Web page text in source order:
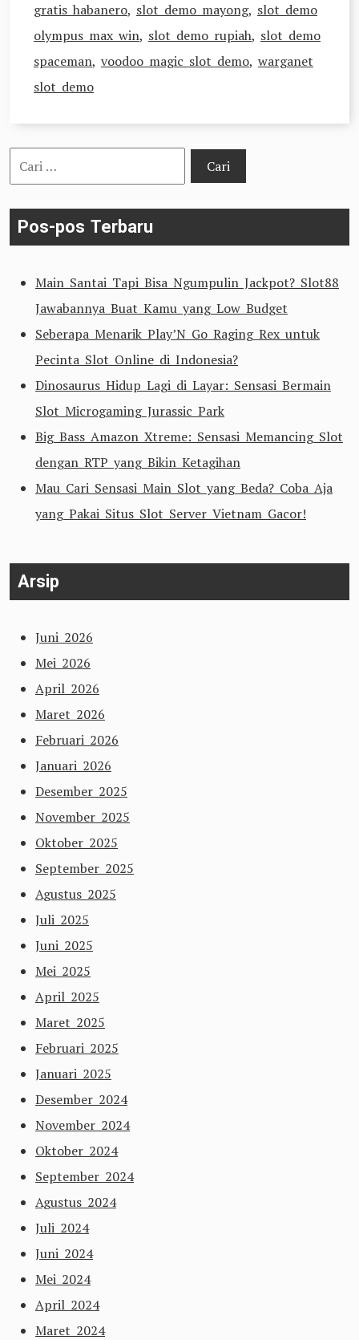
gratis habanero, slot demo mayong, slot demo
olympus max win, slot demo rupiah, slot demo
spaceman, voodoo magic slot demo, warganet
slot demo
Cari
untuk:
Pos-pos Terbaru
Main Santai Tapi Bisa Ngumpulin Jackpot? Slot88
Jawabannya Buat Kamu yang Low Budget
Seberapa Menarik Play’N Go Raging Rex untuk
Pecinta Slot Online di Indonesia?
Dinosaurus Hidup Lagi di Layar: Sensasi Bermain
Slot Microgaming Jurassic Park
Big Bass Amazon Xtreme: Sensasi Memancing Slot
dengan RTP yang Bikin Ketagihan
Mau Cari Sensasi Main Slot yang Beda? Coba Aja
yang Pakai Situs Slot Server Vietnam Gacor!
Arsip
Juni 2026
Mei 2026
April 2026
Maret 2026
Februari 2026
Januari 2026
Desember 2025
November 2025
Oktober 2025
September 2025
Agustus 2025
Juli 2025
Juni 2025
Mei 2025
April 2025
Maret 2025
Februari 2025
Januari 2025
Desember 2024
November 2024
Oktober 2024
September 2024
Agustus 2024
Juli 2024
Juni 2024
Mei 2024
April 2024
Maret 2024